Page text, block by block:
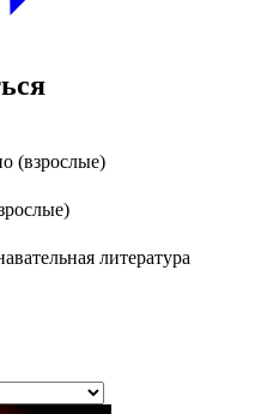
(взрослые)
литература